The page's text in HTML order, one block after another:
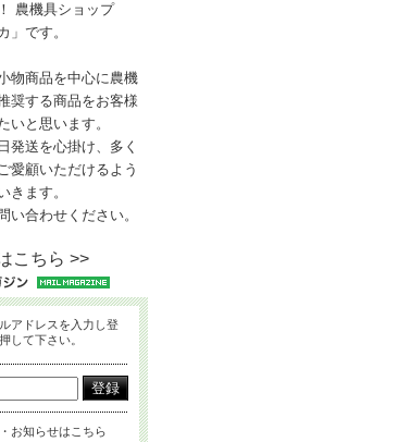
農機具ショップ
」です。
物商品を中心に農機
奨する商品をお客様
いと思います。
発送を心掛け、多く
愛顧いただけるよう
きます。
い合わせください。
こちら >>
アドレスを入力し登
して下さい。
お知らせはこちら